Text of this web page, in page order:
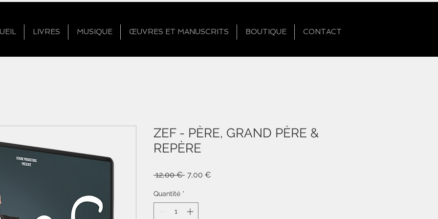
LIVRES MUSIQUE ŒUVRES ET MANUSCRITS BOUTIQUE CONTACT
ZEF - PÈRE, GRAND PÈRE &
REPÈRE
12,00 € Prix
7,00 €
Quantité *